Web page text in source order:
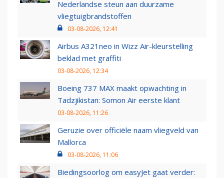
Nederlandse steun aan duurzame
vliegtuigbrandstoffen
03-08-2026, 12:41
Airbus A321neo in Wizz Air-kleurstelling
beklad met graffiti
03-08-2026, 12:34
Boeing 737 MAX maakt opwachting in
Tadzjikistan: Somon Air eerste klant
03-08-2026, 11:26
Geruzie over officiële naam vliegveld van
Mallorca
03-08-2026, 11:06
Biedingsoorlog om easyJet gaat verder: